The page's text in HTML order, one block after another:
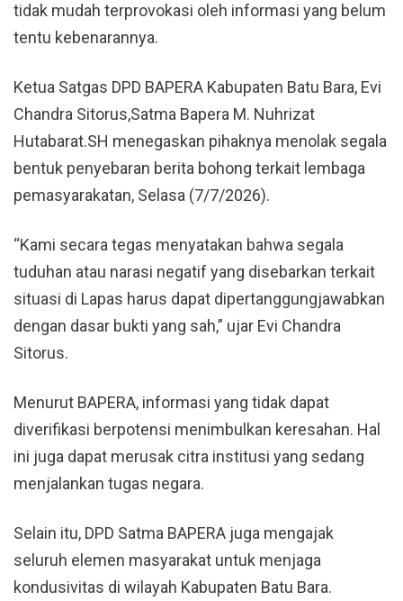
tidak mudah terprovokasi oleh informasi yang belum
tentu kebenarannya.
Ketua Satgas DPD BAPERA Kabupaten Batu Bara, Evi
Chandra Sitorus,Satma Bapera M. Nuhrizat
Hutabarat.SH menegaskan pihaknya menolak segala
bentuk penyebaran berita bohong terkait lembaga
pemasyarakatan, Selasa (7/7/2026).
“Kami secara tegas menyatakan bahwa segala
tuduhan atau narasi negatif yang disebarkan terkait
situasi di Lapas harus dapat dipertanggungjawabkan
dengan dasar bukti yang sah,” ujar Evi Chandra
Sitorus.
Menurut BAPERA, informasi yang tidak dapat
diverifikasi berpotensi menimbulkan keresahan. Hal
ini juga dapat merusak citra institusi yang sedang
menjalankan tugas negara.
Selain itu, DPD Satma BAPERA juga mengajak
seluruh elemen masyarakat untuk menjaga
kondusivitas di wilayah Kabupaten Batu Bara.